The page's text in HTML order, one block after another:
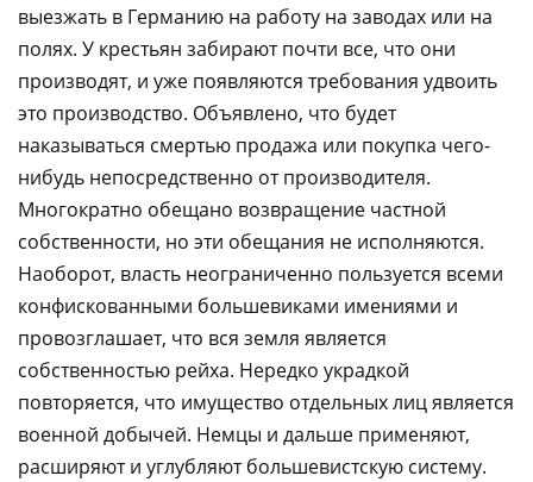
выезжать в Германию на работу на заводах или на
полях. У крестьян забирают почти все, что они
производят, и уже появляются требования удвоить
это производство. Объявлено, что будет
наказываться смертью продажа или покупка чего-
нибудь непосредственно от производителя.
Многократно обещано возвращение частной
собственности, но эти обещания не исполняются.
Наоборот, власть неограниченно пользуется всеми
конфискованными большевиками имениями и
провозглашает, что вся земля является
собственностью рейха. Нередко украдкой
повторяется, что имущество отдельных лиц является
военной добычей. Немцы и дальше применяют,
расширяют и углубляют большевистскую систему.